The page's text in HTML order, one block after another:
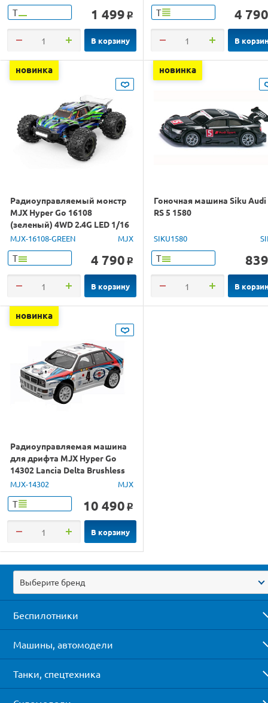
Т 1 499 o
В корзину
Т 4 790
В
новинка
Радиоуправляемый монстр
MJX Hyper Go 16108
(зеленый) 4WD 2.4G LED 1/16
RTR
MJX-16108-GREEN MJX
Т 4 790 o
В корзину
новинка
Гоночная машина Siku Audi
RS 5 1580
SIKU1580
Т 839
В
новинка
Радиоуправляемая машина
для дрифта MJX Hyper Go
14302 Lancia Delta Brushless
4WD 2.4G LED 1/14 RTR
MJX-14302 MJX
Т 10 490 o
В корзину
Выберите бренд
Беспилотники
Машины, автомодели
Танки, спецтехника